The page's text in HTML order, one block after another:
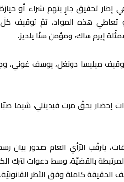
إطار تحقيق جارٍ بتهم شراء أو
تعاطي هذه المواد، تمّ توقيف كلّ
إيرم ساك، ومؤمن سنّا يلديز.
ميليسا دونغل، يوسف غوني،
إحضار بحقّ مرت فيدينلي، شيما
يترقّب الرّأي العام صدور
بالقضيّة، وسط دعوات لترك
الحقيقة كاملة وفق الأطر القانونيّة.